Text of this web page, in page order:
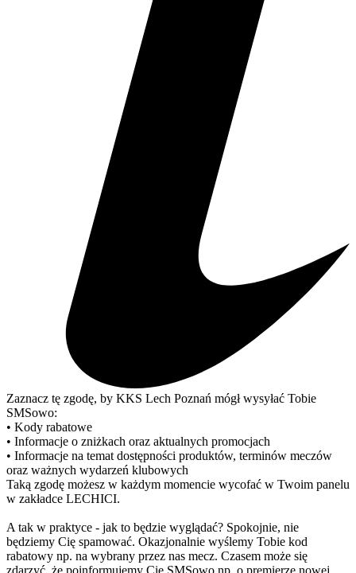
Zaznacz tę zgodę, by KKS Lech Poznań mógł wysyłać Tobie
SMSowo:
• Kody rabatowe
• Informacje o zniżkach oraz aktualnych promocjach
• Informacje na temat dostępności produktów, terminów meczów
oraz ważnych wydarzeń klubowych
Taką zgodę możesz w każdym momencie wycofać w Twoim panelu
w zakładce LECHICI.
A tak w praktyce - jak to będzie wyglądać? Spokojnie, nie
będziemy Cię spamować. Okazjonalnie wyślemy Tobie kod
rabatowy np. na wybrany przez nas mecz. Czasem może się